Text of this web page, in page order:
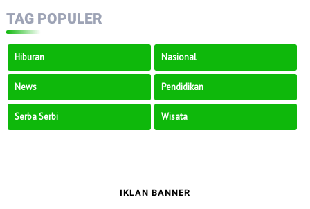
TAG POPULER
Hiburan Nasional
News Pendidikan
Serba Serbi Wisata
IKLAN BANNER